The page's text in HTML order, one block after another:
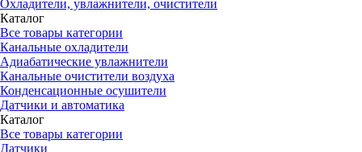
Охладители, увлажнители, очистители
Каталог
Все товары категории
Канальные охладители
Адиабатические увлажнители
Канальные очистители воздуха
Конденсационные осушители
Датчики и автоматика
Каталог
Все товары категории
Датчики